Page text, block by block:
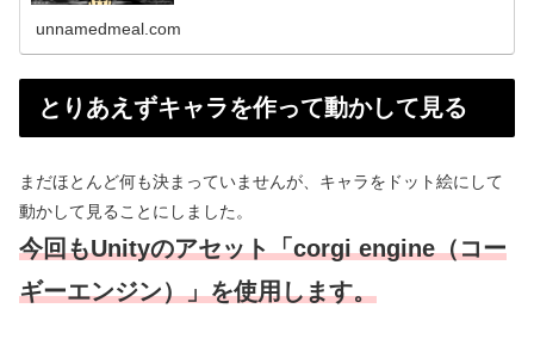
unnamedmeal.com
とりあえずキャラを作って動かして見る
まだほとんど何も決まっていませんが、キャラをドット絵にして
動かして見ることにしました。
今回もUnityのアセット「corgi engine（コー
ギーエンジン）」を使用します。